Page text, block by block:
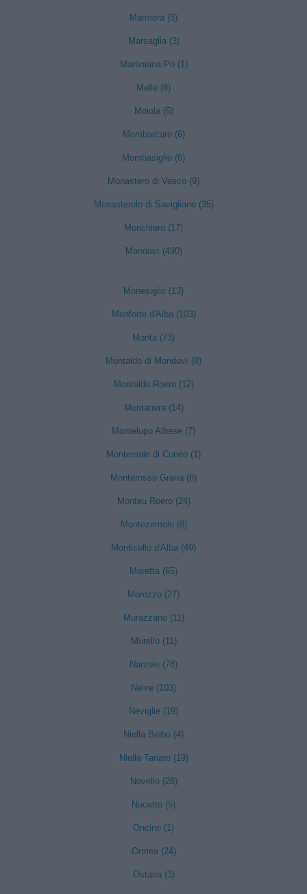
Marmora (5)
Marsaglia (3)
Martiniana Po (1)
Melle (8)
Moiola (5)
Mombarcaro (6)
Mombasiglio (6)
Monastero di Vasco (9)
Monasterolo di Savigliano (35)
Monchiero (17)
Mondovì (490)
Monesiglio (13)
Monforte d'Alba (103)
Montà (73)
Montaldo di Mondovì (8)
Montaldo Roero (12)
Montanera (14)
Montelupo Albese (7)
Montemale di Cuneo (1)
Monterosso Grana (8)
Monteu Roero (24)
Montezemolo (8)
Monticello d'Alba (49)
Moretta (65)
Morozzo (27)
Murazzano (11)
Murello (11)
Narzole (78)
Neive (103)
Neviglie (19)
Niella Belbo (4)
Niella Tanaro (19)
Novello (28)
Nucetto (5)
Oncino (1)
Ormea (24)
Ostana (3)